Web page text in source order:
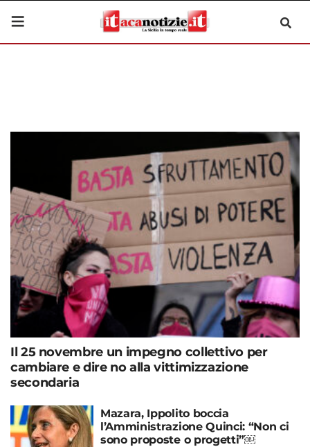
Il 25 novembre un impegno collettivo per
cambiare e dire no alla vittimizzazione
secondaria
Mazara, Ippolito boccia
l’Amministrazione Quinci: “Non ci
sono proposte o progetti”￼